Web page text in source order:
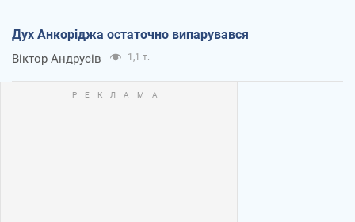
Дух Анкоріджа остаточно випарувався
Віктор Андрусів 1,1 т.